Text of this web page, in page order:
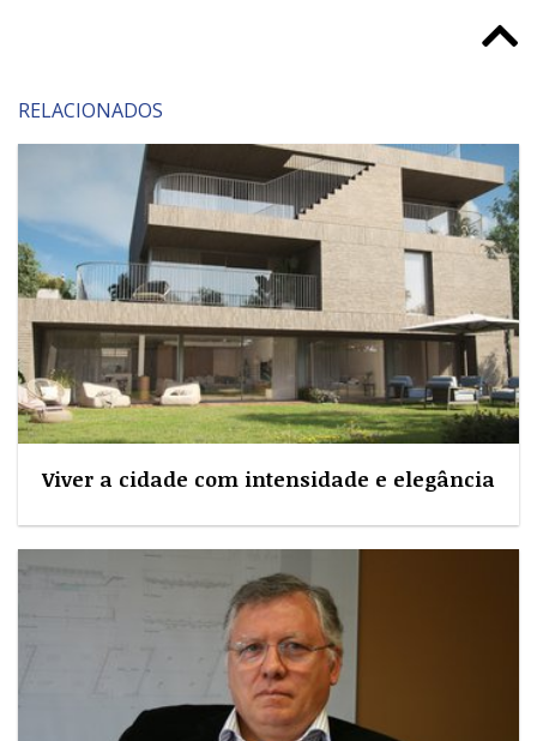
RELACIONADOS
Viver a cidade com intensidade e elegância